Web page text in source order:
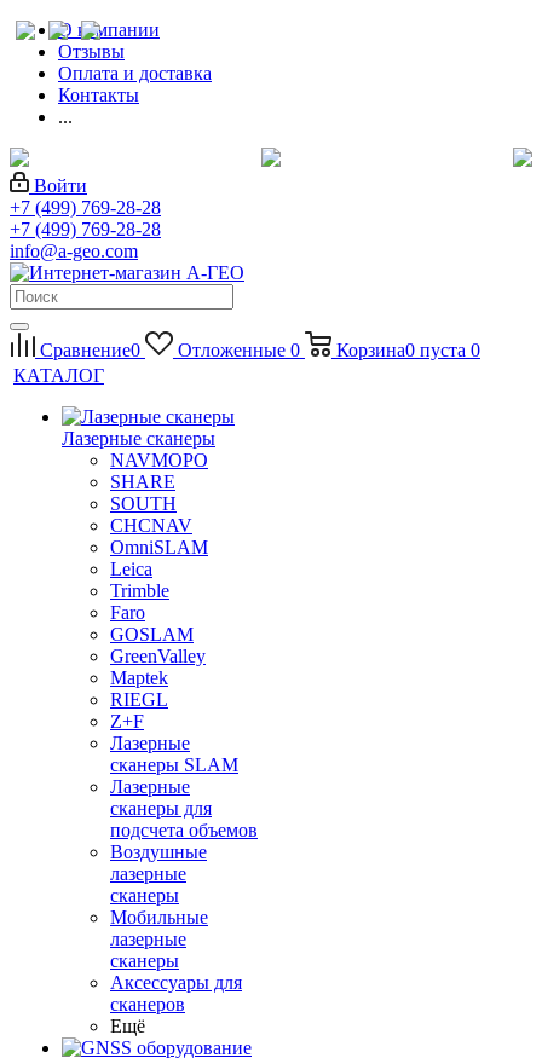
О компании
Отзывы
Оплата и доставка
Контакты
...
Войти
+7 (499) 769-28-28
+7 (499) 769-28-28
info@a-geo.com
Сравнение0 Отложенные 0 Корзина0 пуста 0
КАТАЛОГ
Лазерные сканеры
NAVMOPO
SHARE
SOUTH
CHCNAV
OmniSLAM
Leica
Trimble
Faro
GOSLAM
GreenValley
Maptek
RIEGL
Z+F
Лазерные
сканеры SLAM
Лазерные
сканеры для
подсчета объемов
Воздушные
лазерные
сканеры
Мобильные
лазерные
сканеры
Аксессуары для
сканеров
Ещё